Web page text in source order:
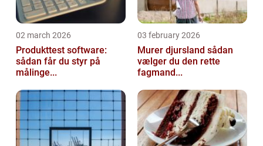
02 march 2026
Produkttest software:
sådan får du styr på
målinge...
03 february 2026
Murer djursland sådan
vælger du den rette
fagmand...